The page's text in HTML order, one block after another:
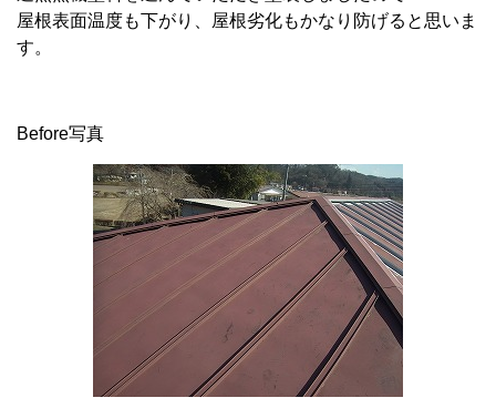
屋根表面温度も下がり、屋根劣化もかなり防げると思いま
す。
Before写真